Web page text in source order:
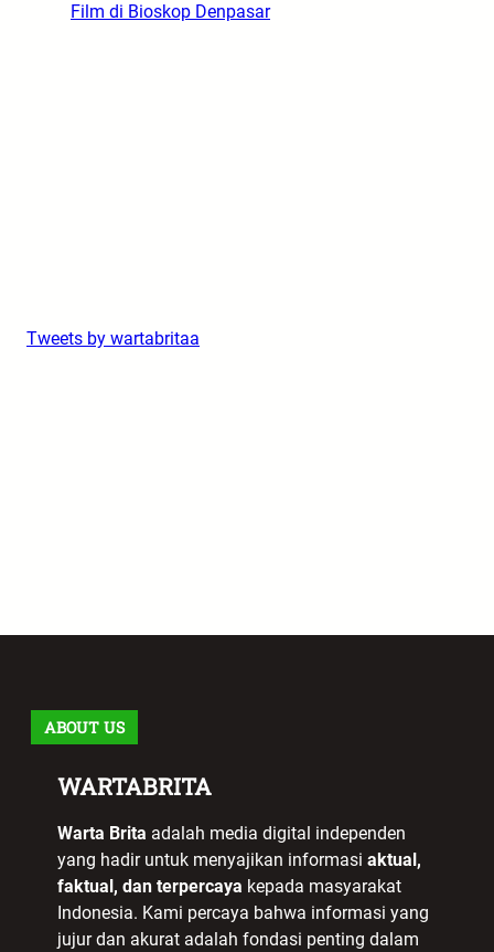
Film di Bioskop Denpasar
Tweets by wartabritaa
ABOUT US
WARTABRITA
Warta Brita adalah media digital independen
yang hadir untuk menyajikan informasi aktual,
faktual, dan terpercaya kepada masyarakat
Indonesia. Kami percaya bahwa informasi yang
jujur dan akurat adalah fondasi penting dalam